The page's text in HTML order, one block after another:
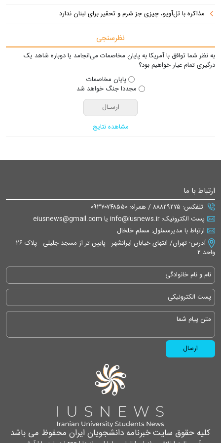
مذاکره با تل‌آویو، چیزی جز شرم و تحقیر برای لبنان ندارد
نظرسنجی
به نظر شما توافق با آمریکا به پایان مخاصمات می‌انجامد یا دوباره شاهد یک
درگیری تمام عیار خواهیم بود؟
پایان مخاصمات
مجددا جنگ خواهد شد
مشاهده نتایج
ارتباط با ما
تلفکس: ۸۸۸۲۹۲۷۵ / همراه: ۰۹۳۷۰۷۴۸۵۵۰
پست الکترونیک: info@iusnews.ir یا eiusnews@gmail.com
ارتباط با مدیرمسئول: مسلم خلخال
آدرس: تهران/ انتهای خیابان ایرانشهر - پایین تر از مسجد جلیلی - پلاک ۲۶ -
واحد ۲
کلیه حقوق سایت خبرنامه دانشجویان ایران محفوظ می باشد